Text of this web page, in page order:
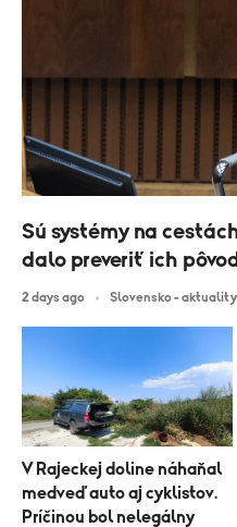
V Rajeckej doline náhaňal
medveď auto aj cyklistov.
Príčinou bol nelegálny
Sú systémy na
dalo preveriť ich
2 days ago Slovensko - aktuality